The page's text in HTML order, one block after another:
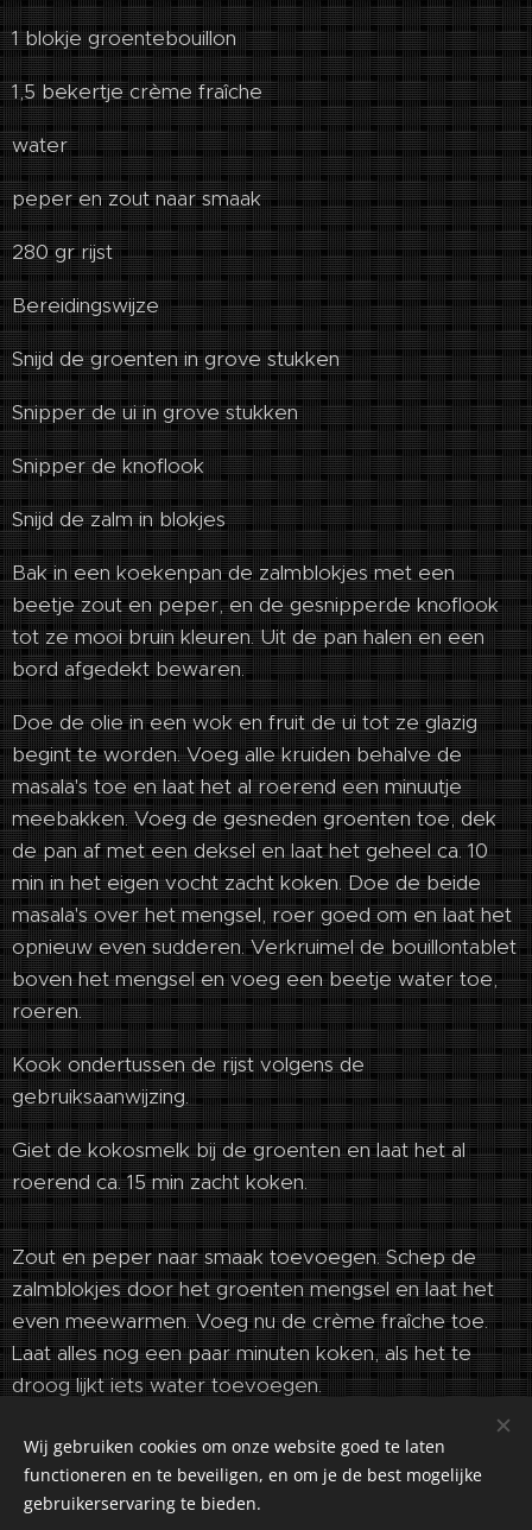
1 blokje groentebouillon
1,5 bekertje crème fraîche
water
peper en zout naar smaak
280 gr rijst
Bereidingswijze
Snijd de groenten in grove stukken
Snipper de ui in grove stukken
Snipper de knoflook
Snijd de zalm in blokjes
Bak in een koekenpan de zalmblokjes met een
beetje zout en peper, en de gesnipperde knoflook
tot ze mooi bruin kleuren. Uit de pan halen en een
bord afgedekt bewaren.
Doe de olie in een wok en fruit de ui tot ze glazig
begint te worden. Voeg alle kruiden behalve de
masala's toe en laat het al roerend een minuutje
meebakken. Voeg de gesneden groenten toe, dek
de pan af met een deksel en laat het geheel ca. 10
min in het eigen vocht zacht koken. Doe de beide
masala's over het mengsel, roer goed om en laat het
opnieuw even sudderen. Verkruimel de bouillontablet
boven het mengsel en voeg een beetje water toe,
roeren.
Kook ondertussen de rijst volgens de
gebruiksaanwijzing.
Giet de kokosmelk bij de groenten en laat het al
roerend ca. 15 min zacht koken.
Zout en peper naar smaak toevoegen. Schep de
zalmblokjes door het groenten mengsel en laat het
even meewarmen. Voeg nu de crème fraîche toe.
Laat alles nog een paar minuten koken, als het te
droog lijkt iets water toevoegen.
©2018-2026 Kuiranto Culinary Creations. Oosseldstraat 8,
Wij gebruiken cookies om onze website goed te laten
functioneren en te beveiligen, en om je de best mogelijke
gebruikerservaring te bieden.